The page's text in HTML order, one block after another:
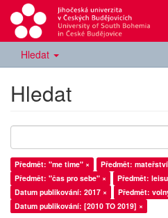
Hledat
Hledat
Předmět: "me time" × Předmět:
Předmět: "čas pro sebe" ×
Předmět:
Datum publikování: 2017 ×
Předmět:
Datum publikování: [2010 TO 2019] ×